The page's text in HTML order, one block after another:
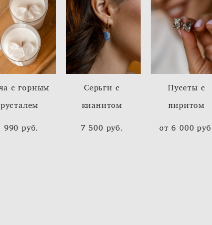
с горным
990 pуб.
Cерьги с
кианитом
7 500 pуб.
Пусеты с
пиритом
от 6 000